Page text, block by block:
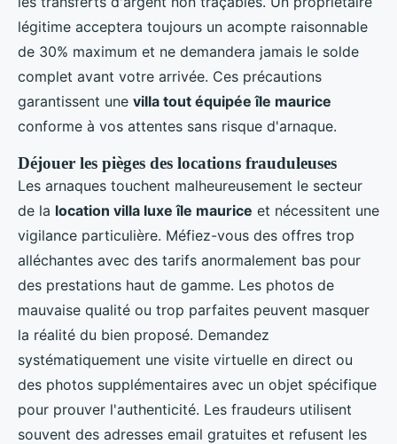
légitime acceptera toujours un acompte raisonnable
de 30% maximum et ne demandera jamais le solde
complet avant votre arrivée. Ces précautions
garantissent une villa tout équipée île maurice
conforme à vos attentes sans risque d'arnaque.
Déjouer les pièges des locations frauduleuses
Les arnaques touchent malheureusement le secteur
de la location villa luxe île maurice et nécessitent une
vigilance particulière. Méfiez-vous des offres trop
alléchantes avec des tarifs anormalement bas pour
des prestations haut de gamme. Les photos de
mauvaise qualité ou trop parfaites peuvent masquer
la réalité du bien proposé. Demandez
systématiquement une visite virtuelle en direct ou
des photos supplémentaires avec un objet spécifique
pour prouver l'authenticité. Les fraudeurs utilisent
souvent des adresses email gratuites et refusent les